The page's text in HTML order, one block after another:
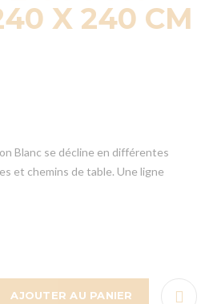
X 240 CM
Blanc se décline en différentes
et chemins de table. Une ligne
AJOUTER AU PANIER